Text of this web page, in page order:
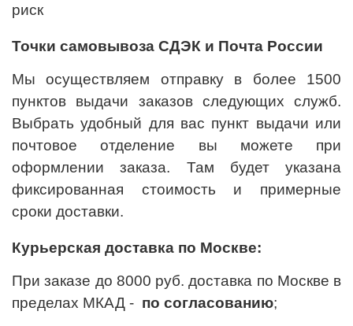
риск
Точки самовывоза СДЭК и Почта России
Мы осуществляем отправку в более 1500
пунктов выдачи заказов следующих служб.
Выбрать удобный для вас пункт выдачи или
почтовое отделение вы можете при
оформлении заказа. Там будет указана
фиксированная стоимость и примерные
сроки доставки.
Курьерская доставка по Москве:
При заказе до 8000 руб. доставка по Москве в
пределах МКАД - по согласованию;